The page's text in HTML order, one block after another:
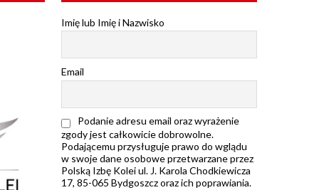
Imię lub Imię i Nazwisko
Email
Podanie adresu email oraz wyrażenie
zgody jest całkowicie dobrowolne.
Podającemu przysługuje prawo do wglądu
w swoje dane osobowe przetwarzane przez
Polską Izbę Kolei ul. J. Karola Chodkiewicza
17, 85-065 Bydgoszcz oraz ich poprawiania.